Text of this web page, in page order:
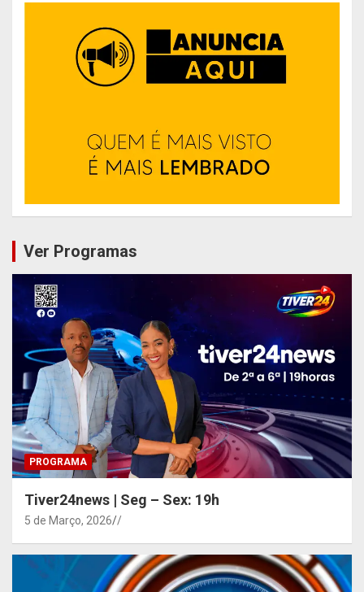
Ver Programas
PROGRAMA
Tiver24news | Seg – Sex: 19h
5 de Março, 2026 /